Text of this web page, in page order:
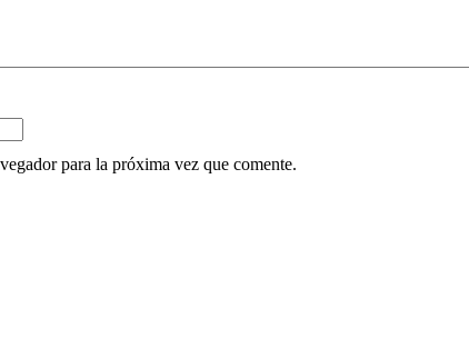
para la próxima vez que comente.